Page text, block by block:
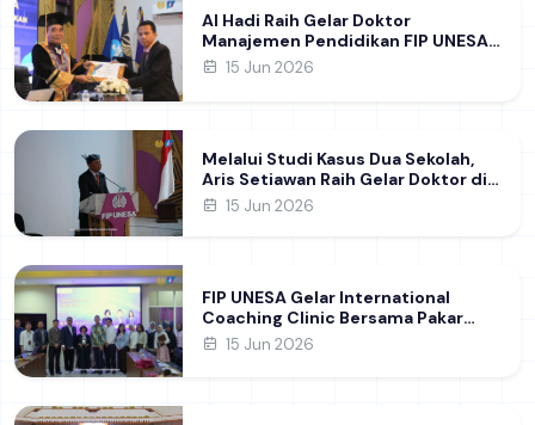
Al Hadi Raih Gelar Doktor
Manajemen Pendidikan FIP UNESA
melalui Riset Pembentukan
15 Jun 2026
Melalui Studi Kasus Dua Sekolah,
Aris Setiawan Raih Gelar Doktor di
FIP UNESA Usai Kupas Manajemen
15 Jun 2026
FIP UNESA Gelar International
Coaching Clinic Bersama Pakar
Khon Kaen University Thailand,
Ilmiah Internasional dukung SDG 4
15 Jun 2026